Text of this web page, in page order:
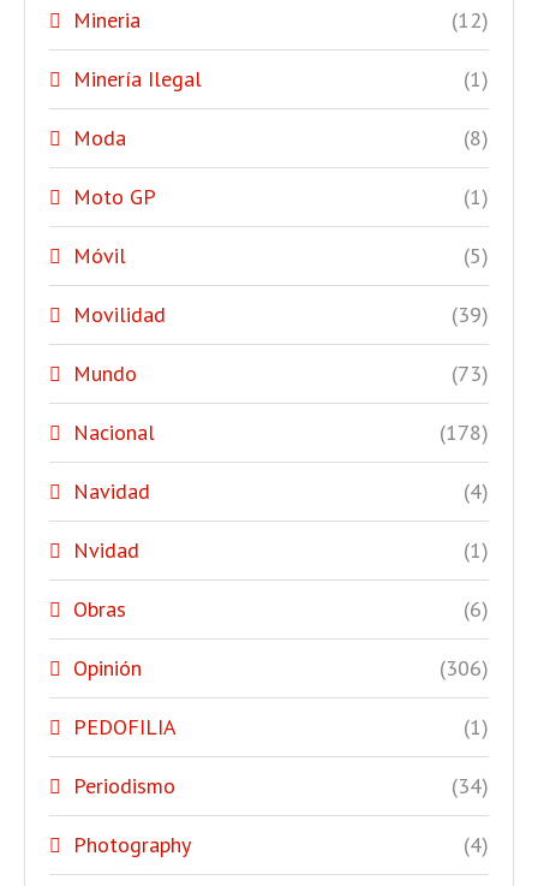
Mineria (12)
Minería Ilegal (1)
Moda (8)
Moto GP (1)
Móvil (5)
Movilidad (39)
Mundo (73)
Nacional (178)
Navidad (4)
Nvidad (1)
Obras (6)
Opinión (306)
PEDOFILIA (1)
Periodismo (34)
Photography (4)